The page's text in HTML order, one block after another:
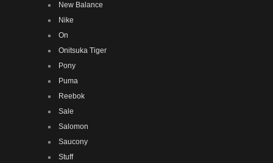
New Balance
Nike
On
Onitsuka Tiger
Pony
Puma
Reebok
Sale
Salomon
Saucony
Stuff